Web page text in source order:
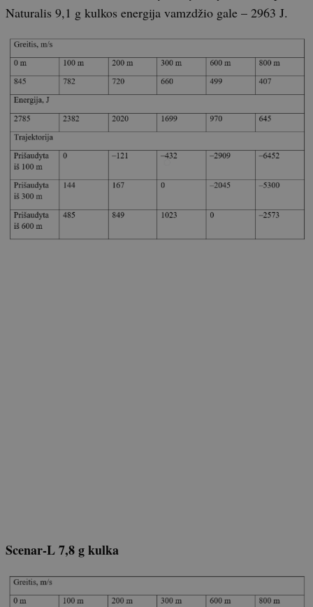
Naturalis 9,1 g kulkos energija vamzdžio gale – 2963 J.
Scenar-L 7,8 g kulka